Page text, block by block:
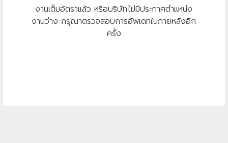
งานเต็มอัตราแล้ว หรือบริษัทไม่มีประกาศตำแหน่ง
งานว่าง กรุณาตรวจสอบการอัพเดทในภายหลังอีก
ครั้ง